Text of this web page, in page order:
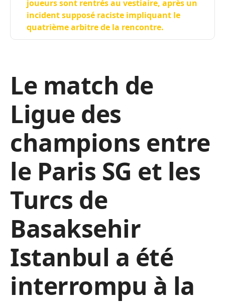
joueurs sont rentrés au vestiaire, après un
incident supposé raciste impliquant le
quatrième arbitre de la rencontre.
Le match de
Ligue des
champions entre
le Paris SG et les
Turcs de
Basaksehir
Istanbul a été
interrompu à la